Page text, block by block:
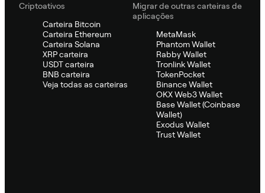
Criptoativos
Carteira Bitcoin
Carteira Ethereum
Carteira Solana
XRP carteira
USDT carteira
BNB carteira
Veja todas as carteiras
Migrar de outras carteiras de
aplicações
MetaMask
Phantom Wallet
Rabby Wallet
Tronlink Wallet
TokenPocket
Binance Wallet
OKX Web3 Wallet
Base Wallet (Coinbase
Wallet)
Exodus Wallet
Trust Wallet